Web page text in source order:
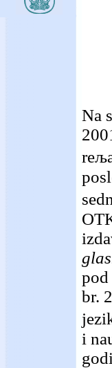
Na
pod
br.
i